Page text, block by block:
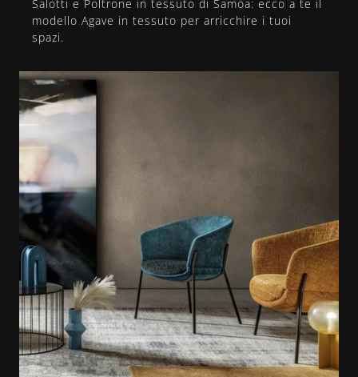
Salotti e Poltrone in tessuto di Samoa: ecco a te il
modello Agave in tessuto per arricchire i tuoi
spazi.